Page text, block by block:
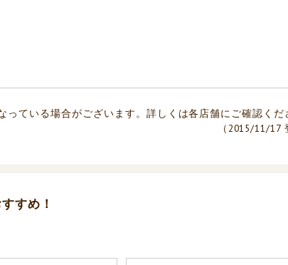
っている場合がございます。詳しくは各店舗にご確認くだ
（2015/11/17
すめ！